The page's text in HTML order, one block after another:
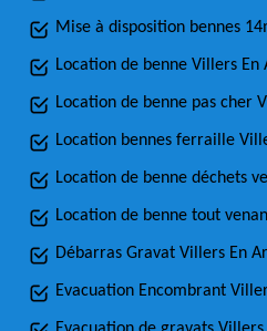
Mise à disposition bennes
Location de benne Villers En
Location de benne pas cher
Location bennes ferraille
Location de benne déchets
Location de benne tout
Débarras Gravat Villers En
Evacuation Encombrant